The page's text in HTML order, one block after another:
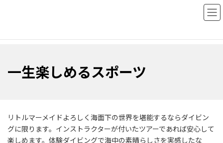
一生楽しめるスポーツ
リトルマーメイドよろしく海面下の世界を堪能するならダイビン
グに限ります。インストラクターが付いたツアーであれば安心して
楽しめます。体験ダイビングで海中の素晴らしさを実感したな